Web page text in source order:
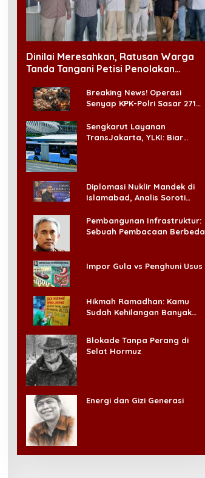
Dinilai Meresahkan, Ratusan Warga
Tanda Tangani Petisi Penolakan
Breaking News! Operasi
Senyap KPK-Polri Sasar 271
Ada ‘Badai Pemeriksaan’
Sengkarut Layanan
TransJakarta, YLKI: Biar
Diplomasi Nuklir Mandek di
Islamabad, Analis Soroti
Pembangunan Infrastruktur:
Sebuah Pembacaan Berbeda
Impor Gula vs Penghuni Usus
Hikmah Ramadhan: Kamu
Sudah Kehilangan Banyak
Blokade Tanpa Perang di
Selat Hormuz
Energi dan Gizi Generasi